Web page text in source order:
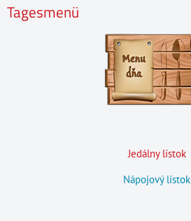
Tagesmenü
Jedálny lístok
Nápojový lístok